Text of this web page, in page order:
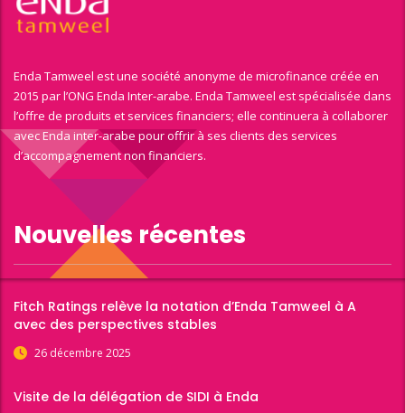
Enda Tamweel est une société anonyme de microfinance créée en
2015 par l’ONG Enda Inter-arabe. Enda Tamweel est spécialisée dans
l’offre de produits et services financiers; elle continuera à collaborer
avec Enda inter-arabe pour offrir à ses clients des services
d’accompagnement non financiers.
Nouvelles récentes
Fitch Ratings relève la notation d’Enda Tamweel à A
avec des perspectives stables
26 décembre 2025
Visite de la délégation de SIDI à Enda